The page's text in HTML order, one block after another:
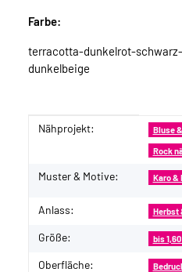
Farbe:
terracotta-dunkelrot-
dunkelbeige
Produkteigenschaft
Wert
Nähprojekt: Bluse
Rock
Muster & Motive: Karo &
Anlass: Herbst
Größe: bis
Oberfläche: